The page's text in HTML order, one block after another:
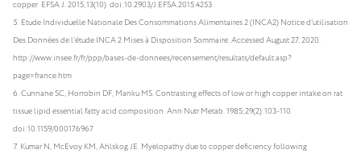
copper. EFSA J. 2015;13(10). doi:10.2903/J.EFSA.2015.4253
Etude Individuelle Nationale Des Consommations Alimentaires 2 (INCA2) Notice d’utilisation
Des Données de l’étude INCA 2 Mises à Disposition Sommaire. Accessed August 27, 2020.
http://www.insee.fr/fr/ppp/bases-de-donnees/recensement/resultats/default.asp?
page=france.htm
Cunnane SC, Horrobin DF, Manku MS. Contrasting effects of low or high copper intake on rat
tissue lipid essential fatty acid composition. Ann Nutr Metab. 1985;29(2):103-110.
doi:10.1159/000176967
Kumar N, McEvoy KM, Ahlskog JE. Myelopathy due to copper deficiency following